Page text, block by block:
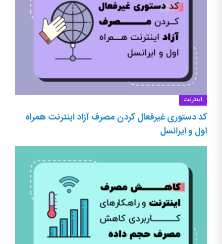
اینترنت
کد دستوری غیرفعال کردن مصرف آزاد اینترنت همراه
اول و ایرانسل